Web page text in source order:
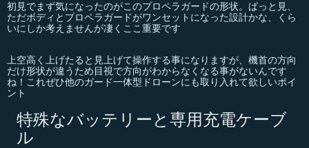
初見でまず気になったのがこのプロペラガードの形状。ぱっと見、
ただボディとプロペラガードがワンセットになった設計かな、くら
いにしか考えませんが凄くここ重要です
上空高く上げたると見上げて操作する事になりますが、機首の方向
だけ形状が違うため目視で方向がわからなくなる事がないんです
ね！これぜひ他のガード一体型ドローンにも取り入れて欲しいポイ
ント
特殊なバッテリーと専用充電ケーブ
ル